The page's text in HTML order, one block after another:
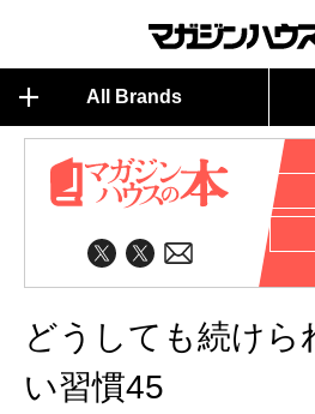
All Brands
どうしても続けら
い習慣45